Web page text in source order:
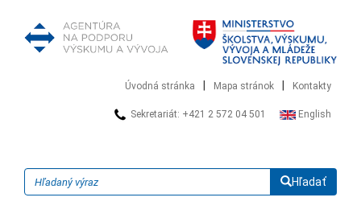
Úvodná stránka Mapa stránok Kontakty
Sekretariát: +421 2 572 04 501 English
Hľadať